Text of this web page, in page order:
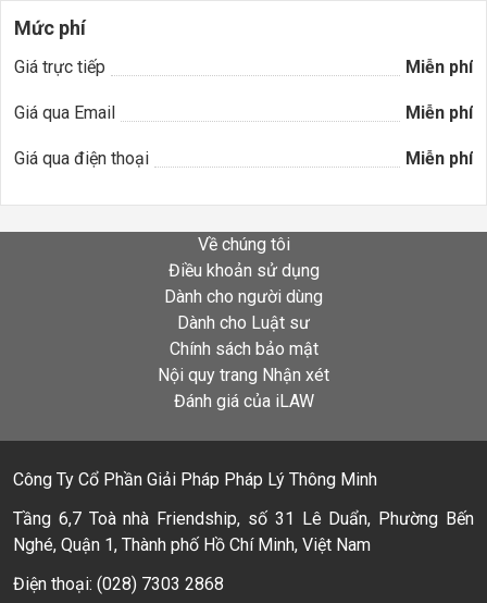
Mức phí
Giá trực tiếp Miễn phí
Giá qua Email Miễn phí
Giá qua điện thoại Miễn phí
Về chúng tôi
Điều khoản sử dụng
Dành cho người dùng
Dành cho Luật sư
Chính sách bảo mật
Nội quy trang Nhận xét
Đánh giá của iLAW
Công Ty Cổ Phần Giải Pháp Pháp Lý Thông Minh
Tầng 6,7 Toà nhà Friendship, số 31 Lê Duẩn, Phường Bến
Nghé, Quận 1, Thành phố Hồ Chí Minh, Việt Nam
Điện thoại: (028) 7303 2868